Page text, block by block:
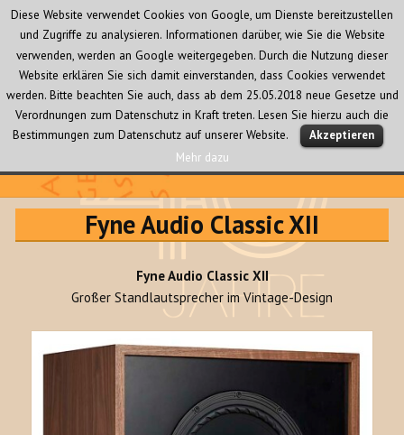
Audio Creativ
MENÜ
UND
Fyne Audio Classic XII
Fyne Audio Classic XII
Großer Standlautsprecher im Vintage-Design
Diese Website verwendet Cookies von Google, um Dienste bereitzustellen
und Zugriffe zu analysieren. Informationen darüber, wie Sie die Website
verwenden, werden an Google weitergegeben. Durch die Nutzung dieser
Website erklären Sie sich damit einverstanden, dass Cookies verwendet
werden. Bitte beachten Sie auch, dass ab dem 25.05.2018 neue Gesetze und
Verordnungen zum Datenschutz in Kraft treten. Lesen Sie hierzu auch die
Bestimmungen zum Datenschutz auf unserer Website.
Akzeptieren
Mehr dazu